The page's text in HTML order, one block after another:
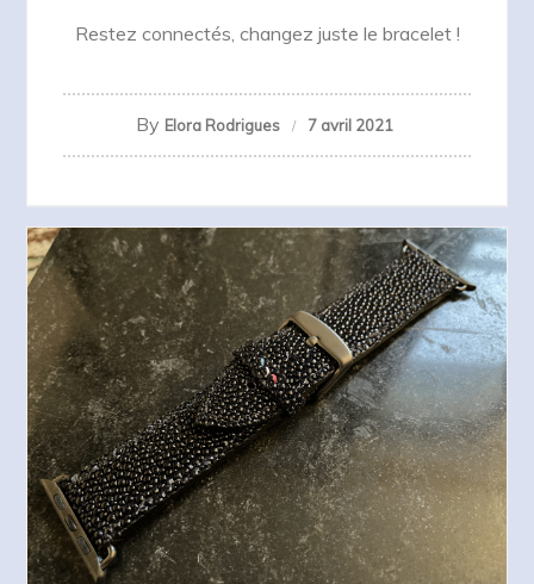
Restez connectés, changez juste le bracelet !
By Elora Rodrigues 7 avril 2021